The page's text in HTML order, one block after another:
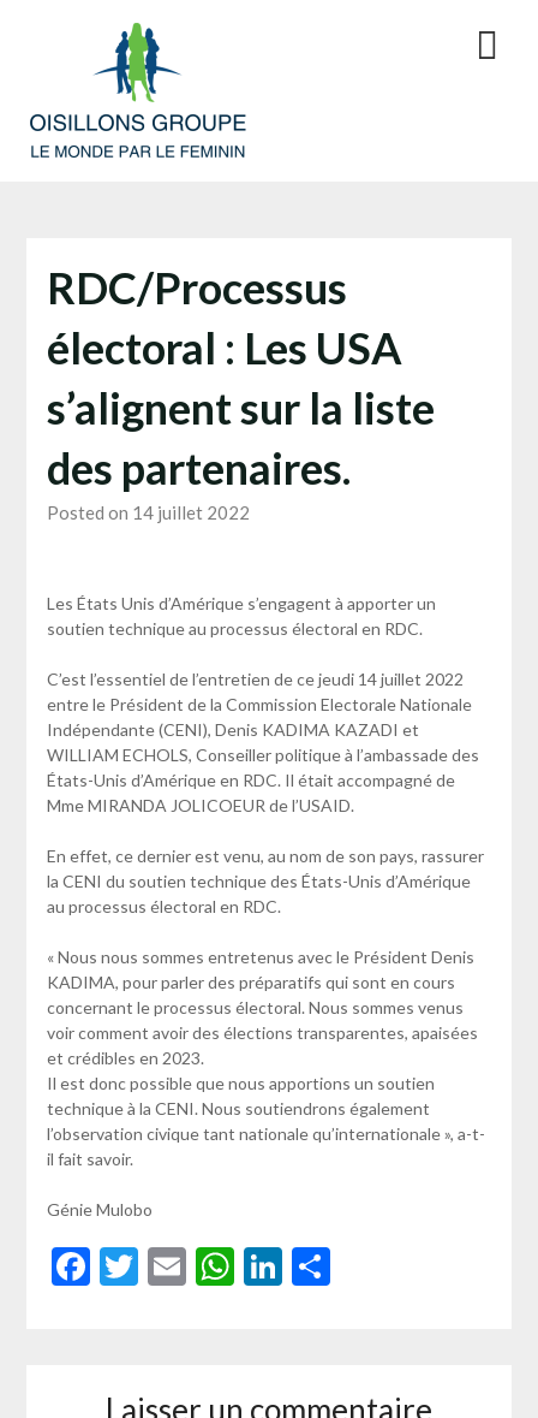
RDC/Processus
électoral : Les USA
s’alignent sur la liste
des partenaires.
Posted on 14 juillet 2022
Les États Unis d’Amérique s’engagent à apporter un
soutien technique au processus électoral en RDC.
C’est l’essentiel de l’entretien de ce jeudi 14 juillet 2022
entre le Président de la Commission Electorale Nationale
Indépendante (CENI), Denis KADIMA KAZADI et
WILLIAM ECHOLS, Conseiller politique à l’ambassade des
États-Unis d’Amérique en RDC. Il était accompagné de
Mme MIRANDA JOLICOEUR de l’USAID.
En effet, ce dernier est venu, au nom de son pays, rassurer
la CENI du soutien technique des États-Unis d’Amérique
au processus électoral en RDC.
« Nous nous sommes entretenus avec le Président Denis
KADIMA, pour parler des préparatifs qui sont en cours
concernant le processus électoral. Nous sommes venus
voir comment avoir des élections transparentes, apaisées
et crédibles en 2023.
Il est donc possible que nous apportions un soutien
technique à la CENI. Nous soutiendrons également
l’observation civique tant nationale qu’internationale », a-t-
il fait savoir.
Génie Mulobo
Facebook
Twitter
EmailWhatsApp
LinkedIn
Partager
Laisser un commentaire